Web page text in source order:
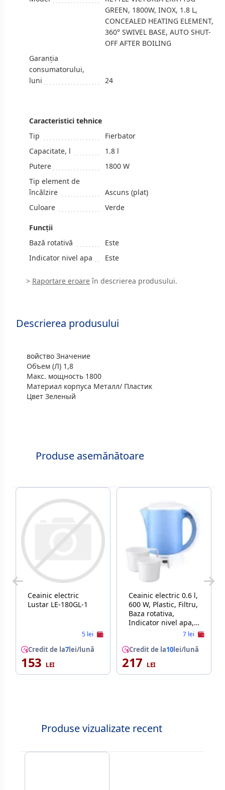
GREEN, 1800W, INOX, 1.8 L,
CONCEALED HEATING ELEMENT,
360° SWIVEL BASE, AUTO SHUT-
OFF AFTER BOILING
Garanția
consumatorului,
luni
24
Caracteristici tehnice
Tip
Fierbator
Capacitate, l
1.8 l
Putere
1800 W
Tip element de
încălzire
Ascuns (plat)
Culoare
Verde
Funcții
Bază rotativă
Este
Indicator nivel apa
Este
> Raportare eroareîn descrierea produsului.
Descrierea produsului
войство Значение
Объем (Л) 1,8
Макс. мощность 1800
Материал корпуса Металл/ Пластик
Цвет Зеленый
Produse asemănătoare
Ceainic electric
Lustar LE-180GL-1
5 lei
Credit de la7lei/lună
153
Ceainic electric 0.6 l,
600 W, Plastic, Filtru,
Baza rotativa,
Indicator nivel apa,
Albastru deschis,
Alb Maestro MR -010
7 lei
Credit de la10lei/lună
217
Produse vizualizate recent